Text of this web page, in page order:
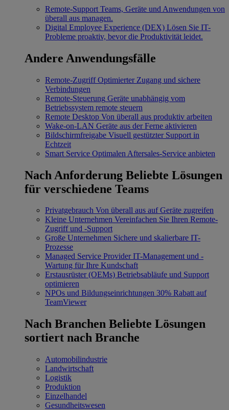
Remote-Support Teams, Geräte und Anwendungen von
überall aus managen.
Digital Employee Experience (DEX) Lösen Sie IT-
Probleme proaktiv, bevor die Produktivität leidet.
Andere Anwendungsfälle
Remote-Zugriff Optimierter Zugang und sichere
Verbindungen
Remote-Steuerung Geräte unabhängig vom
Betriebssystem remote steuern
Remote Desktop Von überall aus produktiv arbeiten
Wake-on-LAN Geräte aus der Ferne aktivieren
Bildschirmfreigabe Visuell gestützter Support in
Echtzeit
Smart Service Optimalen Aftersales-Service anbieten
Nach Anforderung Beliebte Lösungen
für verschiedene Teams
Privatgebrauch Von überall aus auf Geräte zugreifen
Kleine Unternehmen Vereinfachen Sie Ihren Remote-
Zugriff und -Support
Große Unternehmen Sichere und skalierbare IT-
Prozesse
Managed Service Provider IT-Management und -
Wartung für Ihre Kundschaft
Erstausrüster (OEMs) Betriebsabläufe und Support
optimieren
NPOs und Bildungseinrichtungen 30% Rabatt auf
TeamViewer
Nach Branchen Beliebte Lösungen
sortiert nach Branche
Automobilindustrie
Landwirtschaft
Logistik
Produktion
Einzelhandel
Gesundheitswesen